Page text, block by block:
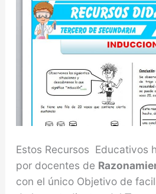
Estos Recursos Educativos
por docentes de
con el único Objetivo de